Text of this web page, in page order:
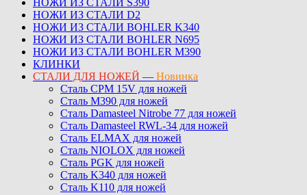
НОЖИ ИЗ СТАЛИ D2
НОЖИ ИЗ СТАЛИ BOHLER K340
НОЖИ ИЗ СТАЛИ BOHLER N695
НОЖИ ИЗ СТАЛИ BOHLER M390
КЛИНКИ
СТАЛИ ДЛЯ НОЖЕЙ — Новинка
Сталь CPM 15V для ножей
Сталь M390 для ножей
Сталь Damasteel Nitrobe 77 для ножей
Сталь Damasteel RWL-34 для ножей
Сталь ELMAX для ножей
Сталь NIOLOX для ножей
Сталь PGK для ножей
Сталь K340 для ножей
Сталь K110 для ножей